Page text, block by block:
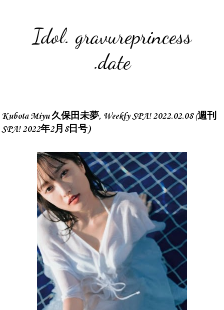
Idol. gravureprincess
.date
Kubota Miyu 久保田未夢, Weekly SPA! 2022.02.08 (週刊
SPA! 2022年2月8日号)